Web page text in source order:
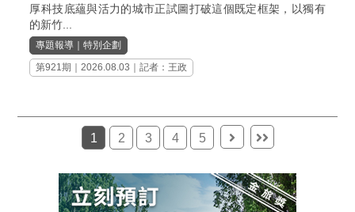
厚科技底蘊與活力的城市正試圖打破這個既定框架，以獨有
的新竹...
專題報導 ｜特別企劃
第921期 ｜2026.08.03｜記者：王政
1 2 3 4 5